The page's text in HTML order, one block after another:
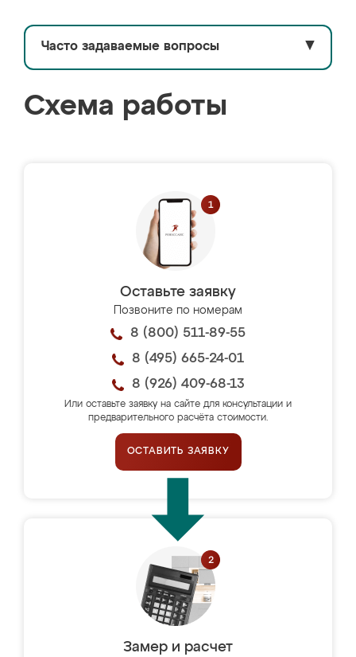
Часто задаваемые вопросы ▼
Схема работы
Оставьте заявку
Позвоните по номерам
8 (800) 511-89-55
8 (495) 665-24-01
8 (926) 409-68-13
Или оставьте заявку на сайте для консультации и
предварительного расчёта стоимости.
ОСТАВИТЬ ЗАЯВКУ
Замер и расчет